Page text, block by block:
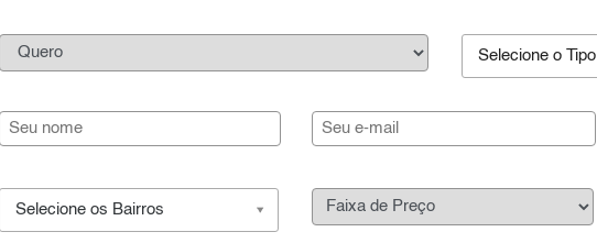
Selecione o Tipo
Selecione os Bairros